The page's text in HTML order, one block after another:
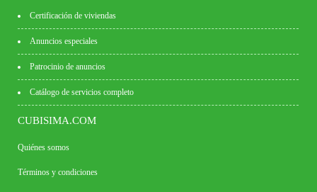
Certificación de viviendas
Anuncios especiales
Patrocinio de anuncios
Catálogo de servicios completo
CUBISIMA.COM
Quiénes somos
Términos y condiciones